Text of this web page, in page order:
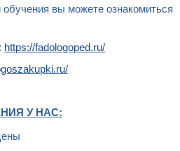
вы можете ознакомиться
https://fadologoped.ru/
У НАС: